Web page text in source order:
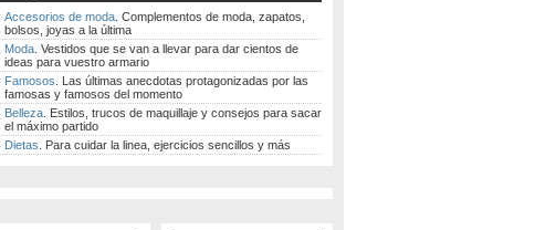
Accesorios de moda . Complementos de moda, zapatos,
bolsos, joyas a la última
Moda . Vestidos que se van a llevar para dar cientos de
ideas para vuestro armario
Famosos . Las últimas anecdotas protagonizadas por las
famosas y famosos del momento
Belleza . Estilos, trucos de maquillaje y consejos para sacar
el máximo partido
Dietas . Para cuidar la linea, ejercicios sencillos y más